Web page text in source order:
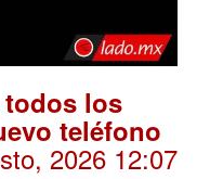
todos los
teléfono
2026 12:07